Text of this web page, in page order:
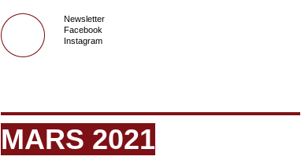
Newsletter
Facebook
Instagram
MARS 2021